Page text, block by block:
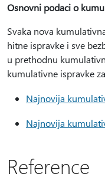
Osnovni podaci o
Svaka nova
hitne ispravke i sve
u prethodnu
kumulativne ispravke
Najnovija
Najnovija
Reference